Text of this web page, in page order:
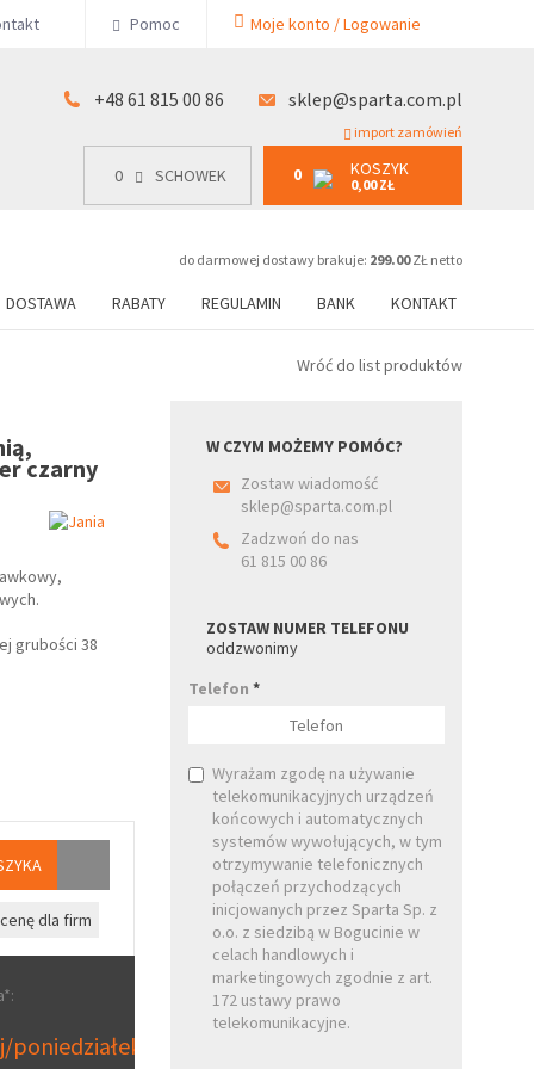
Pomoc Moje konto / Logowanie
+48 61 815 00 86 sklep@sparta.com.pl
import zamówień
0 SCHOWEK 0 KOSZYK
0,00 ZŁ
do darmowej dostawy brakuje: 299.00ZŁ netto
DOSTAWA RABATY REGULAMIN BANK KONTAKT
0 SCHOWEK 0 KOSZYK
0,00 ZŁ
00 86
Wróć do list produktów
czarny
grubości 38
dla firm
poniedziałek
W CZYM MOŻEMY POMÓC?
Zostaw wiadomość
sklep@sparta.com.pl
Zadzwoń do nas
61 815 00 86
ZOSTAW NUMER TELEFONU
oddzwonimy
Telefon*
Wyrażam zgodę na używanie
telekomunikacyjnych urządzeń
końcowych i automatycznych
systemów wywołujących, w tym
otrzymywanie telefonicznych
połączeń przychodzących
inicjowanych przez Sparta Sp. z
o.o. z siedzibą w Bogucinie w
celach handlowych i
marketingowych zgodnie z art.
172 ustawy prawo
telekomunikacyjne.